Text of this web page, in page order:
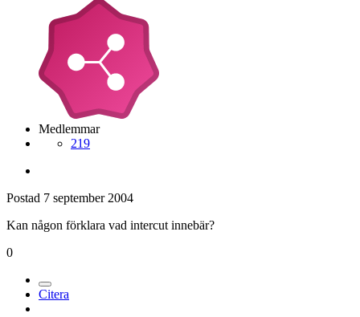
Medlemmar
219
Postad 7 september 2004
Kan någon förklara vad intercut innebär?
0
Citera